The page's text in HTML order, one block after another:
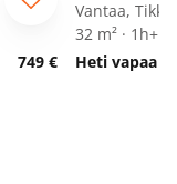
749 €
Vantaa,
32 m² · 1h+kt
Heti vapaa